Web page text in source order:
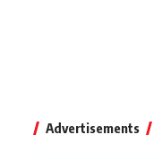
Advertisements